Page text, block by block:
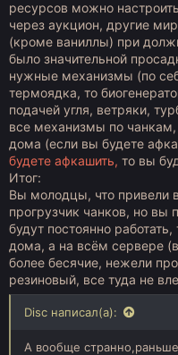
ресурсов можно
через аукцион, другие
(кроме ваниллы) при
было значительной
нужные механизмы (по
термоядка, то
подачей угля, ветряки,
все механизмы по
дома (если вы будете
будете афкашить, то вы
Итог:
Вы молодцы, что привели
прогрузчик чанков, но вы
будут постоянно
дома, а на всём сервере
более бесячие, нежели
резиновый, все туда не
Disc написал(а):
А вообще